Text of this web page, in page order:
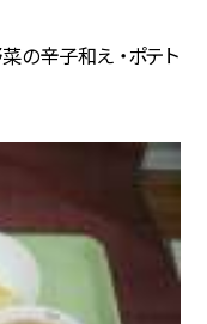
菜の辛子和え ・ポテト